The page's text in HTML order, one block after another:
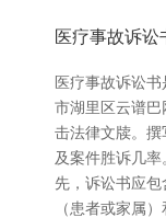
医疗事故诉讼
医疗事故诉讼
市湖里区云谱
击法律文牍。
及案件胜诉几
先，诉讼书应
（患者或家属